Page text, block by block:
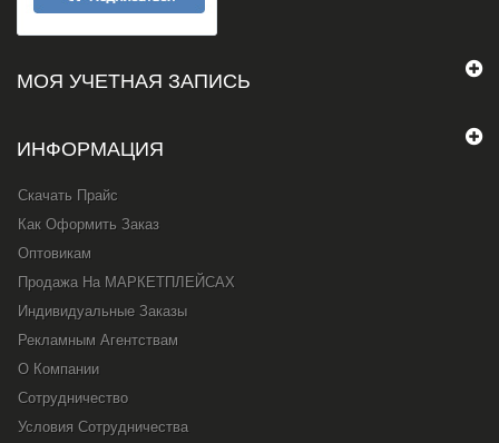
МОЯ УЧЕТНАЯ ЗАПИСЬ
ИНФОРМАЦИЯ
Скачать Прайс
Как Оформить Заказ
Оптовикам
Продажа На МАРКЕТПЛЕЙСАХ
Индивидуальные Заказы
Рекламным Агентствам
О Компании
Сотрудничество
Условия Сотрудничества